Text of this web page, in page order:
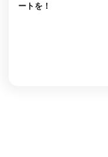
ートを！